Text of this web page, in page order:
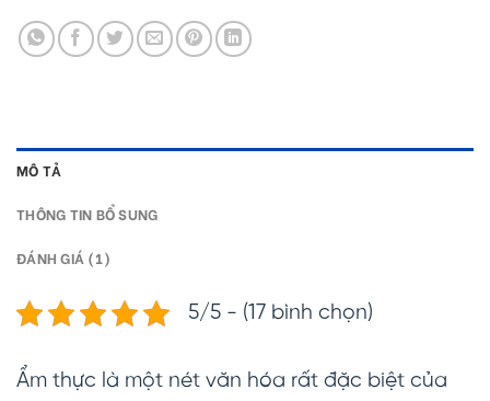
MÔ TẢ
THÔNG TIN BỔ SUNG
ĐÁNH GIÁ (1)
5/5 - (17 bình chọn)
Ẩm thực là một nét văn hóa rất đặc biệt của